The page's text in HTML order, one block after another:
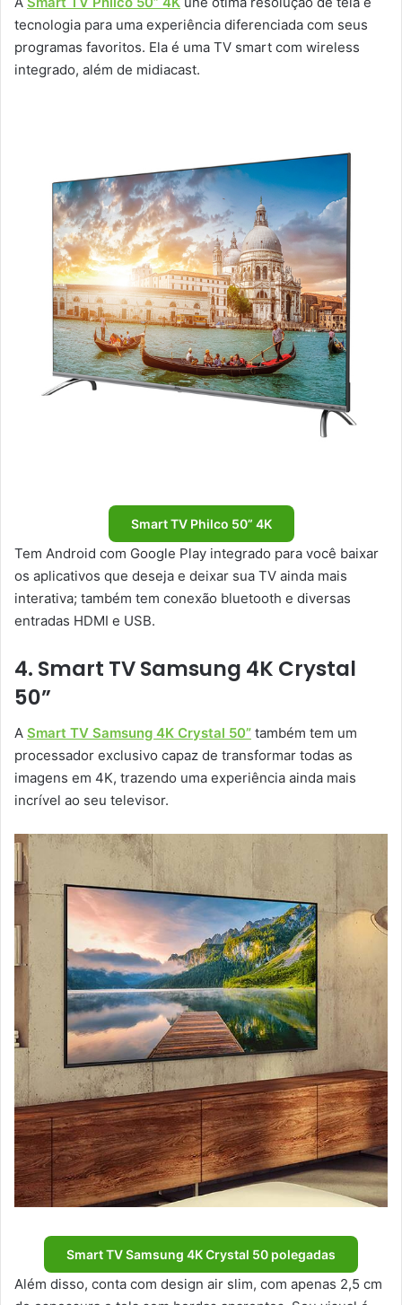
tecnologia para uma experiência diferenciada com seus
programas favoritos. Ela é uma TV smart com wireless
integrado, além de midiacast.
Smart TV Philco 50” 4K
Tem Android com Google Play integrado para você baixar
os aplicativos que deseja e deixar sua TV ainda mais
interativa; também tem conexão bluetooth e diversas
entradas HDMI e USB.
4. Smart TV Samsung 4K Crystal
50”
A Smart TV Samsung 4K Crystal 50” também tem um
processador exclusivo capaz de transformar todas as
imagens em 4K, trazendo uma experiência ainda mais
incrível ao seu televisor.
Smart TV Samsung 4K Crystal 50 polegadas
Além disso, conta com design air slim, com apenas 2,5 cm